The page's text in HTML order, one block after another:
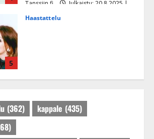
Tanssiin.fi
Julkaistu: 20.8.2025 |
5
Haastattelu
Tanssiin.fi
Julkaistu: 27.4.2025 |
(362) kappale (435)